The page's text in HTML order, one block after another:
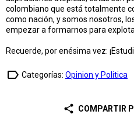
colombiano que está totalmente
como nación, y somos nosotros,
empezar a formarnos para
Recuerde, por enésima vez:
label_outline Categorías: Opinion y Politica
share COMPARTIR